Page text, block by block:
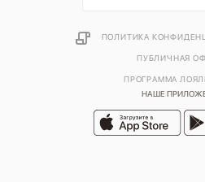
НАШЕ
ПОЛИТИКА
ПУБЛИЧНАЯ
ПРОГРАММА